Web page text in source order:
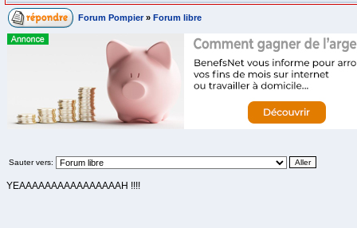
Forum Pompier » Forum libre
Sauter vers:
YEAAAAAAAAAAAAAAAAH !!!!